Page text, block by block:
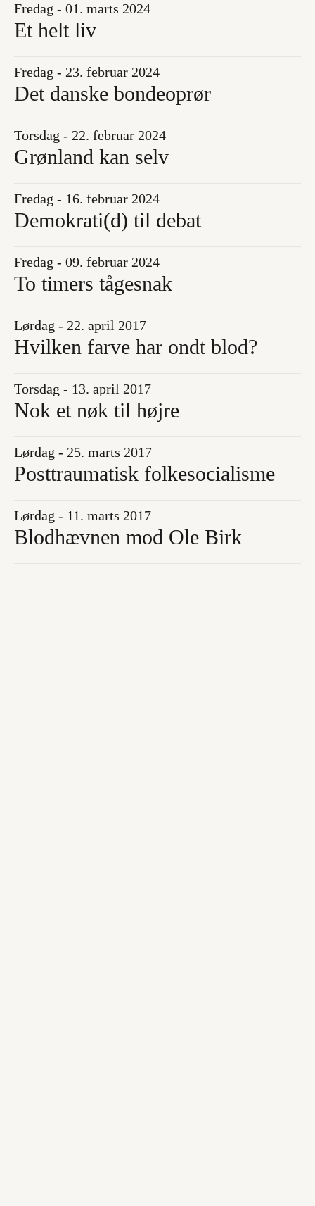
Fredag - 01. marts 2024
Et helt liv
Fredag - 23. februar 2024
Det danske bondeoprør
Torsdag - 22. februar 2024
Grønland kan selv
Fredag - 16. februar 2024
Demokrati(d) til debat
Fredag - 09. februar 2024
To timers tågesnak
Lørdag - 22. april 2017
Hvilken farve har ondt blod?
Torsdag - 13. april 2017
Nok et nøk til højre
Lørdag - 25. marts 2017
Posttraumatisk folkesocialisme
Lørdag - 11. marts 2017
Blodhævnen mod Ole Birk